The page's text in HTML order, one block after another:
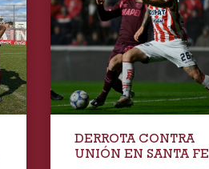
DERROTA CONTRA
UNIÓN EN SANTA FE